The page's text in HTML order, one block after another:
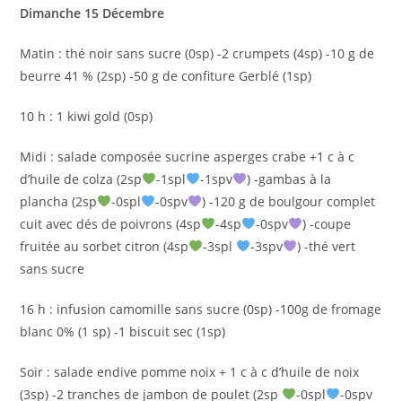
Dimanche 15 Décembre
Matin : thé noir sans sucre (0sp) -2 crumpets (4sp) -10 g de
beurre 41 % (2sp) -50 g de confiture Gerblé (1sp)
10 h : 1 kiwi gold (0sp)
Midi : salade composée sucrine asperges crabe +1 c à c
d’huile de colza (2sp
-1spl -1spv
) -gambas à la
plancha (2sp
-0spl -0spv
) -120 g de boulgour complet
cuit avec dés de poivrons (4sp
-4sp -0spv
) -coupe
fruitée au sorbet citron (4sp
-3spl -3spv
) -thé vert
sans sucre
16 h : infusion camomille sans sucre (0sp) -100g de fromage
blanc 0% (1 sp) -1 biscuit sec (1sp)
Soir : salade endive pomme noix + 1 c à c d’huile de noix
(3sp) -2 tranches de jambon de poulet (2sp
-0spl
-0spv